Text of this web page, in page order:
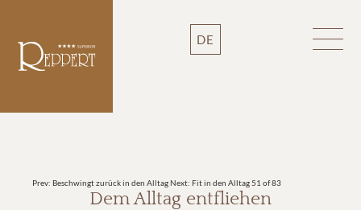
DE
Prev: Beschwingt zurück in den AlltagNext: Fit in den Alltag 51 of 83
Dem Alltag entfliehen